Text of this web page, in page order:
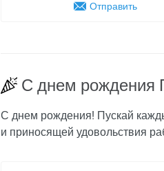
Отправить
С днем рождения
С днем рождения! Пускай
и приносящей удовольствия